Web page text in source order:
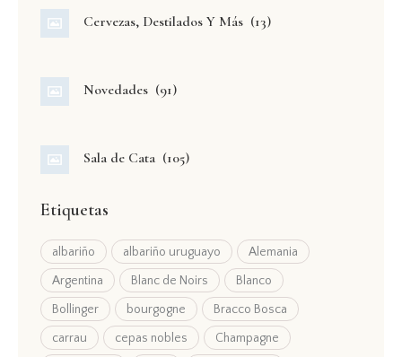
Cervezas, Destilados Y Más (13)
Novedades (91)
Sala de Cata (105)
Etiquetas
albariño albariño uruguayo
Alemania
Argentina
Blanc de Noirs
Blanco
Bollinger
bourgogne
Bracco Bosca
carrau
cepas nobles
Champagne